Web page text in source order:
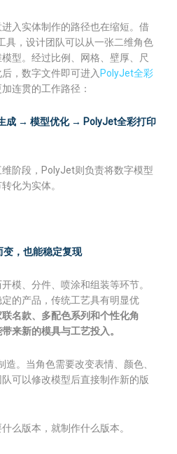
入实体制作的路径也在缩短。借
具，设计团队可以从一张二维角色
型。经过比例、网格、壁厚、尺
，数字文件即可进入 PolyJet全彩
连贯的工作路径：
成 → 模型优化 → PolyJet全彩打印
阶段，PolyJet则负责将数字模型
化为实体。
变，也能稳定复现
模、分件、喷涂和组装等环节。
的产品，传统工艺具有明显优
名款、多配色系列和个性化角
来新的模具与工艺投入。
。当角色需要改变表情、颜色、
可以修改模型后直接制作新的版
么版本，就制作什么版本。